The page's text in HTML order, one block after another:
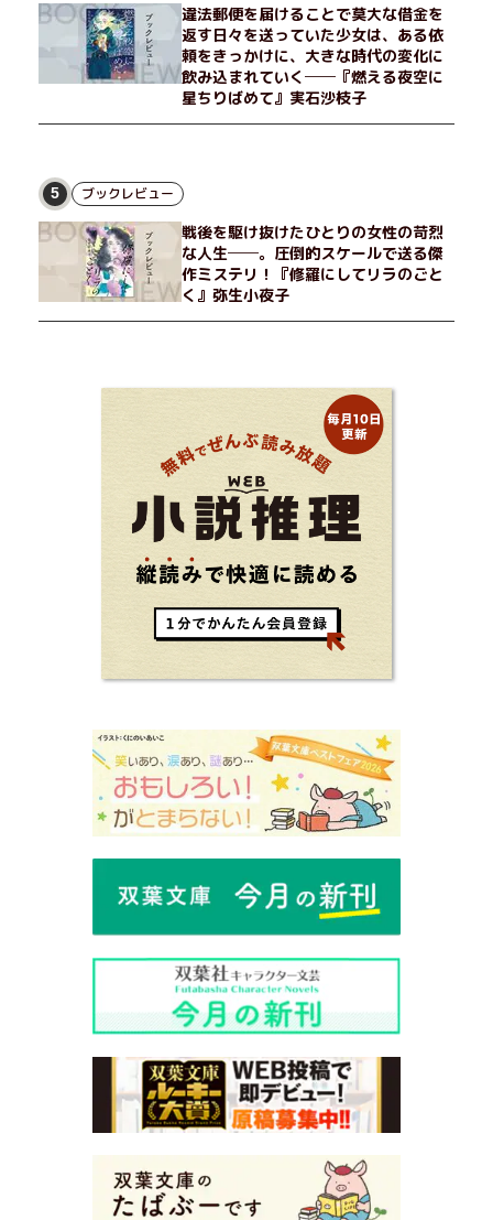
違法郵便を届けることで莫大な借金を
返す日々を送っていた少女は、ある依
頼をきっかけに、大きな時代の変化に
飲み込まれていく──『燃える夜空に
星ちりばめて』実石沙枝子
5 ブックレビュー
戦後を駆け抜けたひとりの女性の苛烈
な人生──。圧倒的スケールで送る傑
作ミステリ！『修羅にしてリラのごと
く』弥生小夜子